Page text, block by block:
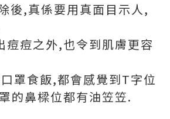
後,真係要用真面目示人,
痘痘之外,也令到肌膚更容
罩食飯,都會感覺到T字位
的鼻樑位都有油笠笠.